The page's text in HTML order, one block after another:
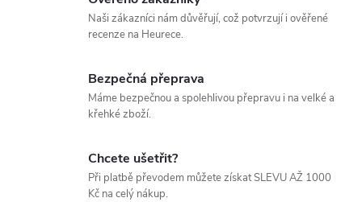
Naši zákazníci nám důvěřují, což potvrzují i ověřené
recenze na Heurece.
Bezpečná přeprava
Máme bezpečnou a spolehlivou přepravu i na velké a
křehké zboží.
Chcete ušetřit?
Při platbě převodem můžete získat SLEVU AŽ 1000
Kč na celý nákup.